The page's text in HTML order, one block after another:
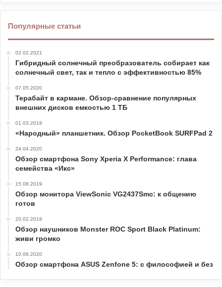
Популярные статьи
02.02.2021
Гибридный солнечный преобразователь собирает как
солнечный свет, так и тепло с эффективностью 85%
07.05.2020
Терабайт в кармане. Обзор-сравнение популярных
внешних дисков емкостью 1 ТБ
01.03.2019
«Народный» планшетник. Обзор PocketBook SURFPad 2
24.04.2020
Обзор смартфона Sony Xperia X Performance: глава
семейства «Икс»
15.08.2019
Обзор монитора ViewSonic VG2437Smc: к общению
готов
20.02.2019
Обзор наушников Monster ROC Sport Black Platinum:
живи громко
10.06.2020
Обзор смартфона ASUS Zenfone 5: с философией и без